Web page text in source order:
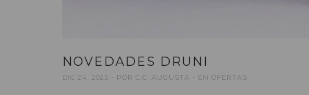
NOVEDADES DRUNI
DIC 24, 2025 POR C.C. AUGUSTA EN OFERTAS